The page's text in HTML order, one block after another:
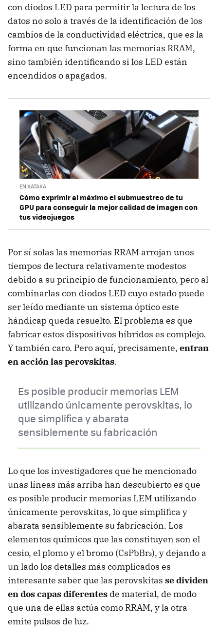
con diodos LED para permitir la lectura de los
datos no solo a través de la identificación de los
cambios de la conductividad eléctrica, que es la
forma en que funcionan las memorias RRAM,
sino también identificando si los LED están
encendidos o apagados.
EN XATAKA
Cómo exprimir al máximo el submuestreo de tu
GPU para conseguir la mejor calidad de imagen con
tus videojuegos
Por sí solas las memorias RRAM arrojan unos
tiempos de lectura relativamente modestos
debido a su principio de funcionamiento, pero al
combinarlas con diodos LED cuyo estado puede
ser leído mediante un sistema óptico este
hándicap queda resuelto. El problema es que
fabricar estos dispositivos híbridos es complejo.
Y también caro. Pero aquí, precisamente, entran
en acción las perovskitas.
Es posible producir memorias LEM
utilizando únicamente perovskitas, lo
que simplifica y abarata
sensiblemente su fabricación
Lo que los investigadores que he mencionado
unas líneas más arriba han descubierto es que
es posible producir memorias LEM utilizando
únicamente perovskitas, lo que simplifica y
abarata sensiblemente su fabricación. Los
elementos químicos que las constituyen son el
cesio, el plomo y el bromo (CsPbBr₃), y dejando a
un lado los detalles más complicados es
interesante saber que las perovskitas se dividen
en dos capas diferentes de material, de modo
que una de ellas actúa como RRAM, y la otra
emite pulsos de luz.